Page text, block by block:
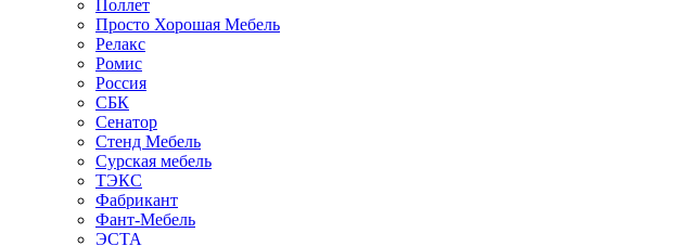
Поллет
Просто Хорошая Мебель
Релакс
Ромис
Россия
СБК
Сенатор
Стенд Мебель
Сурская мебель
ТЭКС
Фабрикант
Фант-Мебель
ЭСТА